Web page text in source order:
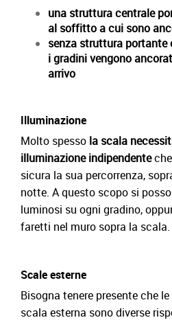
una struttura centrale
al soffitto a cui sono
senza struttura portante
i gradini vengono
arrivo
Illuminazione
Molto spesso la scala
illuminazione indipendenteche
sicura la sua percorrenza,
notte. A questo scopo si
luminosi su ogni gradino,
faretti nel muro sopra la scala.
Scale esterne
Bisogna tenere presente che
scala esterna sono diverse